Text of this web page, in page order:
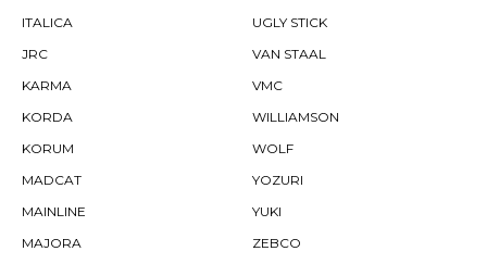
ITALICA
JRC
KARMA
KORDA
KORUM
MADCAT
MAINLINE
MAJORA
UGLY STICK
VAN STAAL
VMC
WILLIAMSON
WOLF
YOZURI
YUKI
ZEBCO